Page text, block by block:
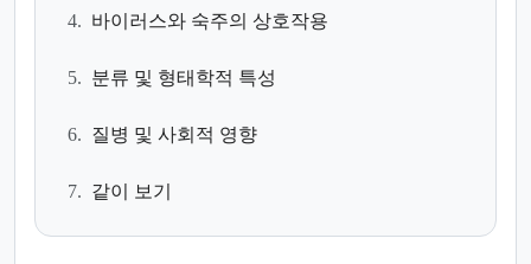
4. 바이러스와 숙주의 상호작용
5. 분류 및 형태학적 특성
6. 질병 및 사회적 영향
7. 같이 보기